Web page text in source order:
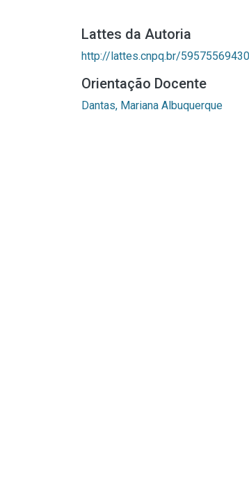
Lattes da Autoria
http://lattes.cnpq.br/
Orientação Docente
Dantas, Mariana Albuquerque